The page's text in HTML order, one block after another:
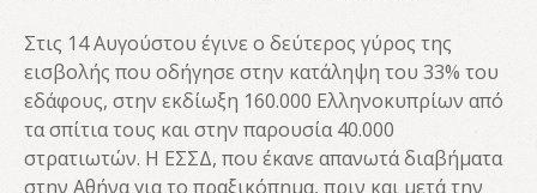
Στις 14 Αυγούστου έγινε ο δεύτερος γύρος της
εισβολής που οδήγησε στην κατάληψη του 33% του
εδάφους, στην εκδίωξη 160.000 Ελληνοκυπρίων από
τα σπίτια τους και στην παρουσία 40.000
στρατιωτών. Η ΕΣΣΔ, που έκανε απανωτά διαβήματα
στην Αθήνα για το πραξικόπημα, πριν και μετά την